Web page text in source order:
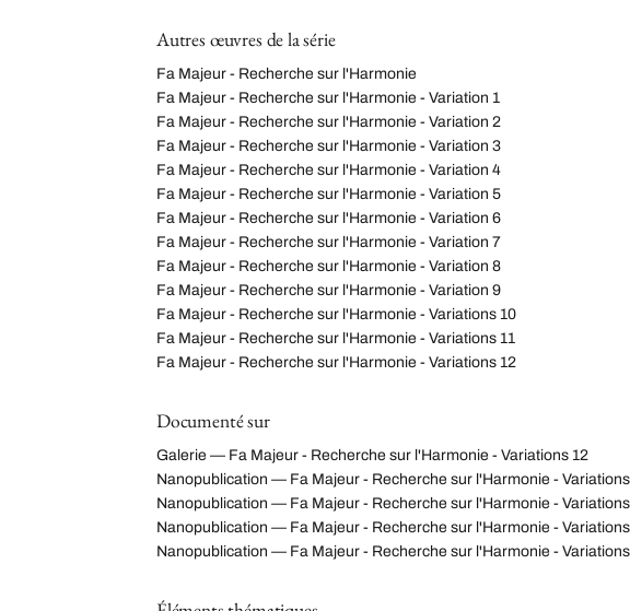
Autres œuvres de la série
Fa Majeur - Recherche sur l'Harmonie
Fa Majeur - Recherche sur l'Harmonie - Variation 1
Fa Majeur - Recherche sur l'Harmonie - Variation 2
Fa Majeur - Recherche sur l'Harmonie - Variation 3
Fa Majeur - Recherche sur l'Harmonie - Variation 4
Fa Majeur - Recherche sur l'Harmonie - Variation 5
Fa Majeur - Recherche sur l'Harmonie - Variation 6
Fa Majeur - Recherche sur l'Harmonie - Variation 7
Fa Majeur - Recherche sur l'Harmonie - Variation 8
Fa Majeur - Recherche sur l'Harmonie - Variation 9
Fa Majeur - Recherche sur l'Harmonie - Variations 10
Fa Majeur - Recherche sur l'Harmonie - Variations 11
Fa Majeur - Recherche sur l'Harmonie - Variations 12
Documenté sur
Galerie — Fa Majeur - Recherche sur l'Harmonie - Variations 12
Nanopublication — Fa Majeur - Recherche sur l'Harmonie -
Nanopublication — Fa Majeur - Recherche sur l'Harmonie -
Nanopublication — Fa Majeur - Recherche sur l'Harmonie -
Nanopublication — Fa Majeur - Recherche sur l'Harmonie -